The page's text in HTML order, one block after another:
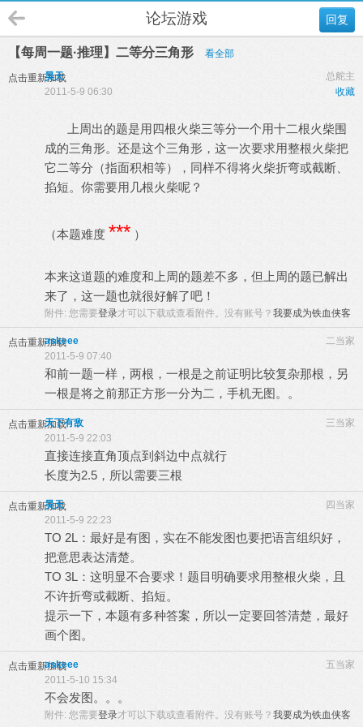
回复
论坛游戏
【每周一题·推理】二等分三角形 看全部
点击重新加载 总舵主
昊天
收藏
2011-5-9 06:30
上周出的题是用四根火柴三等分一个用十二根火柴围
成的三角形。还是这个三角形，这一次要求用整根火柴把
它二等分（指面积相等），同样不得将火柴折弯或截断、
掐短。你需要用几根火柴呢？
（本题难度 *** ）
本来这道题的难度和上周的题差不多，但上周的题已解出
来了，这一题也就很好解了吧！
附件: 您需要登录才可以下载或查看附件。没有账号？ 我要成为铁血侠客
点击重新加载 二当家
askeee
2011-5-9 07:40
和前一题一样，两根，一根是之前证明比较复杂那根，另
一根是将之前那正方形一分为二，手机无图。。
点击重新加载 三当家
天下有敌
2011-5-9 22:03
直接连接直角顶点到斜边中点就行
长度为2.5，所以需要三根
点击重新加载 四当家
昊天
2011-5-9 22:23
TO 2L：最好是有图，实在不能发图也要把语言组织好，
把意思表达清楚。
TO 3L：这明显不合要求！题目明确要求用整根火柴，且
不许折弯或截断、掐短。
提示一下，本题有多种答案，所以一定要回答清楚，最好
画个图。
点击重新加载 五当家
askeee
2011-5-10 15:34
不会发图。。。
附件: 您需要登录才可以下载或查看附件。没有账号？ 我要成为铁血侠客